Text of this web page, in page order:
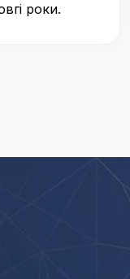
роки.